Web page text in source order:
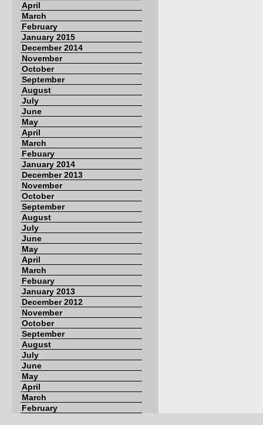
April
March
February
January 2015
December 2014
November
October
September
August
July
June
May
April
March
Febuary
January 2014
December 2013
November
October
September
August
July
June
May
April
March
Febuary
January 2013
December 2012
November
October
September
August
July
June
May
April
March
February